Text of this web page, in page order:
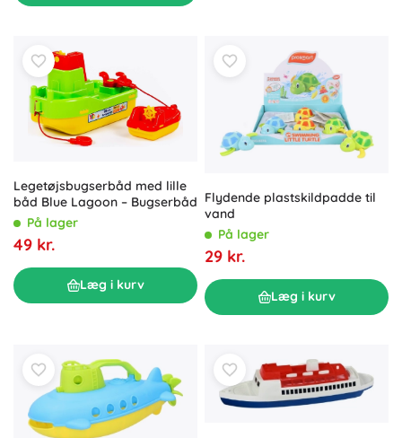
Legetøjsbugserbåd med lille
båd Blue Lagoon – Bugserbåd
På lager
49 kr.
Læg i kurv
Flydende plastskildpadde til
vand
På lager
29 kr.
Læg i kurv